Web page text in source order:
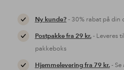
Ny kunde?- 30% rabat på din
Postpakke fra 29 kr.- Leveres
pakkeboks
Hjemmelevering fra 79 kr.- Se